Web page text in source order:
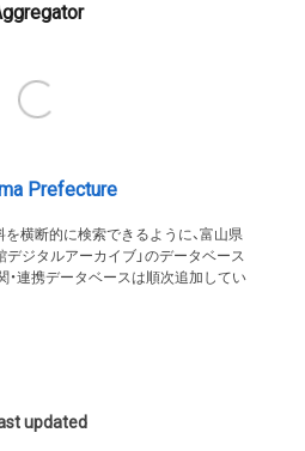
Prefecture
を横断的に検索できるように、富山県
デジタルアーカイブ」のデータベース
・連携データベースは順次追加してい
updated